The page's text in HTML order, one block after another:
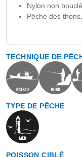
Nylon non bouclé
Pêche des
TECHNIQUE DE
TYPE DE PÊCHE
POISSON CIBLÉ